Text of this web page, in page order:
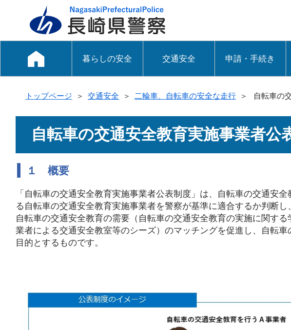
暮らしの安全 交通安全 申請・手続き
トップページ ＞ 交通安全 ＞ 二輪車、自転車の安全な走行 ＞ 自転車の
自転車の交通安全教育実施事業者公
１ 概要
「自転車の交通安全教育実施事業者公表制度」は、自転車の交通安
る自転車の交通安全教育実施事業者を警察が基準に適合するか判断し
自転車の交通安全教育の需要（自転車の交通安全教育の実施に関す
業者による交通安全教室等のシーズ）のマッチングを促進し、自転
目的とするものです。